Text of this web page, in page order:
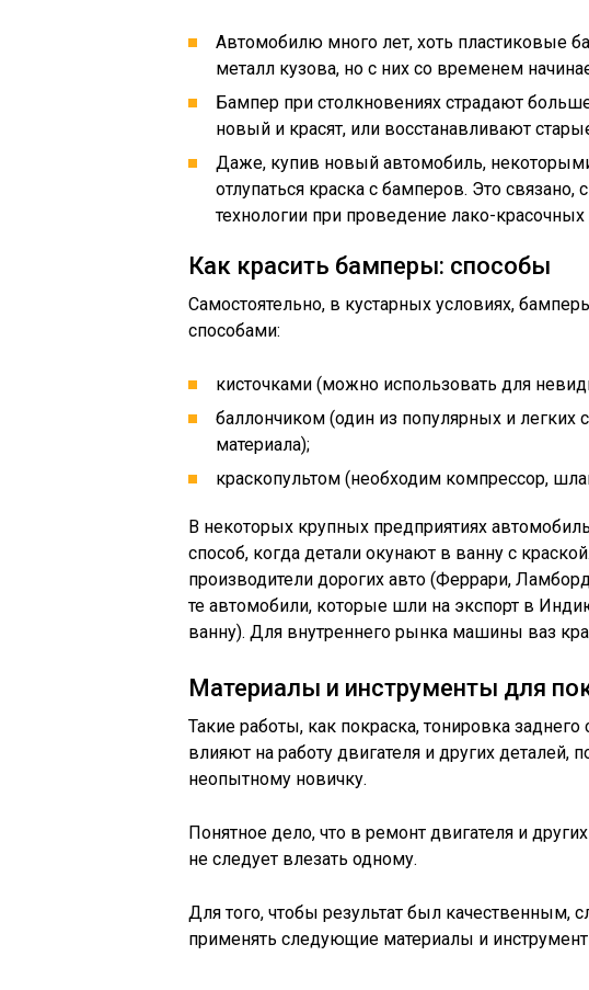
Автомобилю много лет, хоть пластиковые
металл кузова, но с них со временем
Бампер при столкновениях страдают
новый и красят, или восстанавливают
Даже, купив новый автомобиль,
отлупаться краска с бамперов. Это
технологии при проведение лако-
Как красить бамперы: способы
Самостоятельно, в кустарных условиях,
способами:
кисточками (можно использовать для
баллончиком (один из популярных и легких
материала);
краскопультом (необходим компрессор,
В некоторых крупных предприятиях
способ, когда детали окунают в ванну с
производители дорогих авто (Феррари,
те автомобили, которые шли на экспорт в
ванну). Для внутреннего рынка машины ваз
Материалы и инструменты для
Такие работы, как покраска, тонировка
влияют на работу двигателя и других деталей,
неопытному новичку.
Понятное дело, что в ремонт двигателя и
не следует влезать одному.
Для того, чтобы результат был качественным,
применять следующие материалы и